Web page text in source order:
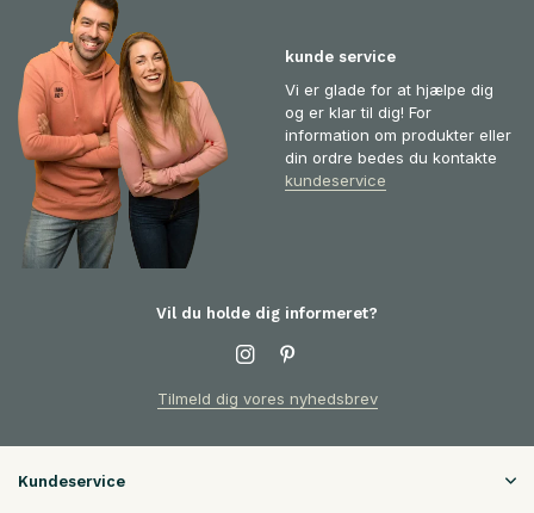
kunde service
Vi er glade for at hjælpe dig
og er klar til dig! For
information om produkter eller
din ordre bedes du kontakte
kundeservice
Vil du holde dig informeret?
Tilmeld dig vores nyhedsbrev
Kundeservice